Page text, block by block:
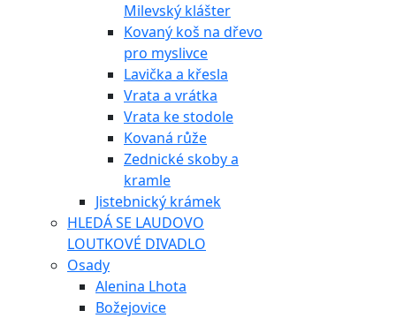
Milevský klášter
Kovaný koš na dřevo
pro myslivce
Lavička a křesla
Vrata a vrátka
Vrata ke stodole
Kovaná růže
Zednické skoby a
kramle
Jistebnický krámek
HLEDÁ SE LAUDOVO
LOUTKOVÉ DIVADLO
Osady
Alenina Lhota
Božejovice